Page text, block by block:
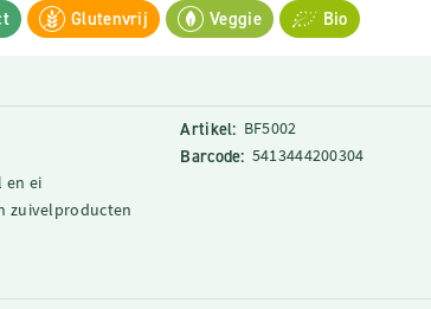
Glutenvrij Veggie Bio
en ei
zuivelproducten
Artikel: BF5002
Barcode: 5413444200304